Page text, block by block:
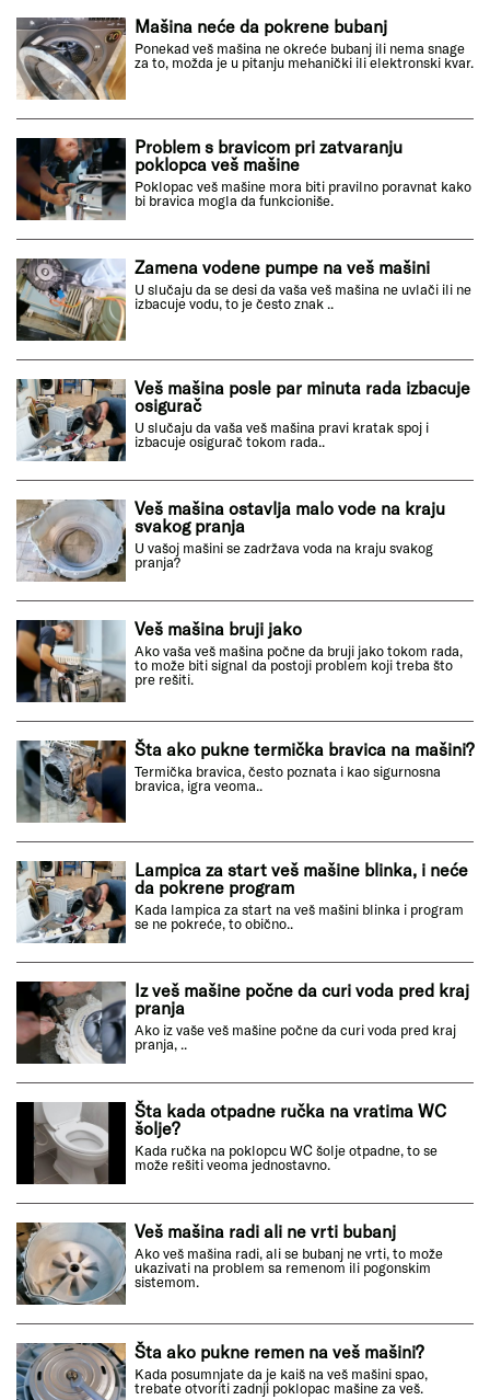
Mašina neće da pokrene bubanj
Ponekad veš mašina ne okreće bubanj ili nema snage
za to, možda je u pitanju mehanički ili elektronski kvar.
Problem s bravicom pri zatvaranju
poklopca veš mašine
Poklopac veš mašine mora biti pravilno poravnat kako
bi bravica mogla da funkcioniše.
Zamena vodene pumpe na veš mašini
U slučaju da se desi da vaša veš mašina ne uvlači ili ne
izbacuje vodu, to je često znak ..
Veš mašina posle par minuta rada izbacuje
osigurač
U slučaju da vaša veš mašina pravi kratak spoj i
izbacuje osigurač tokom rada..
Veš mašina ostavlja malo vode na kraju
svakog pranja
U vašoj mašini se zadržava voda na kraju svakog
pranja?
Veš mašina bruji jako
Ako vaša veš mašina počne da bruji jako tokom rada,
to može biti signal da postoji problem koji treba što
pre rešiti.
Šta ako pukne termička bravica na mašini?
Termička bravica, često poznata i kao sigurnosna
bravica, igra veoma..
Lampica za start veš mašine blinka, i neće
da pokrene program
Kada lampica za start na veš mašini blinka i program
se ne pokreće, to obično..
Iz veš mašine počne da curi voda pred kraj
pranja
Ako iz vaše veš mašine počne da curi voda pred kraj
pranja, ..
Šta kada otpadne ručka na vratima WC
šolje?
Kada ručka na poklopcu WC šolje otpadne, to se
može rešiti veoma jednostavno.
Veš mašina radi ali ne vrti bubanj
Ako veš mašina radi, ali se bubanj ne vrti, to može
ukazivati na problem sa remenom ili pogonskim
sistemom.
Šta ako pukne remen na veš mašini?
Kada posumnjate da je kaiš na veš mašini spao,
trebate otvoriti zadnji poklopac mašine za veš.